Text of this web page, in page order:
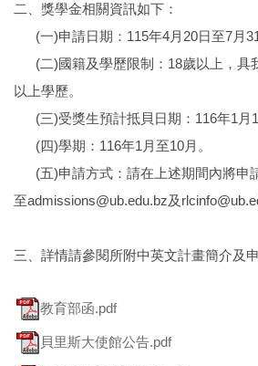
二、獎學金相關資訊如下：
(一)申請日期：115年4月20日至7月31
(二)國籍及學歷限制：18歲以上，具
以上學歷。
(三)受獎生預計抵貝日期：116年1月
(四)學期：116年1月至10月。
(五)申請方式：請在上述期間內將申
至admissions@ub.edu.bz及
三、詳情請參閱所附中英文計畫簡介及申
教育部函.pdf
貝里斯大使館公告.pdf